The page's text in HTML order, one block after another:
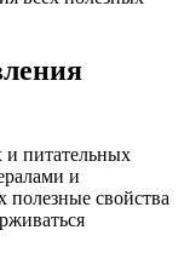
питательных
и
полезные свойства